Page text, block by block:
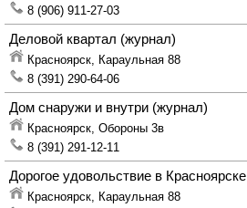
8 (906) 911-27-03
Деловой квартал (журнал)
Красноярск, Караульная 88
8 (391) 290-64-06
Дом снаружи и внутри (журнал)
Красноярск, Обороны 3в
8 (391) 291-12-11
Дорогое удовольствие в Красноярске
Красноярск, Караульная 88